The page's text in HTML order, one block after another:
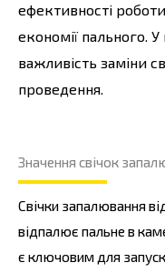
ефективності
економії пального.
важливість заміни
проведення.
Значення свічок
Свічки запалювання
відпалює пальне в
є ключовим для